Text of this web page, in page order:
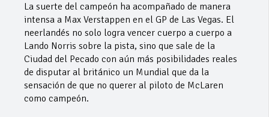
La suerte del campeón ha acompañado de manera
intensa a Max Verstappen en el GP de Las Vegas. El
neerlandés no solo logra vencer cuerpo a cuerpo a
Lando Norris sobre la pista, sino que sale de la
Ciudad del Pecado con aún más posibilidades reales
de disputar al británico un Mundial que da la
sensación de que no querer al piloto de McLaren
como campeón.